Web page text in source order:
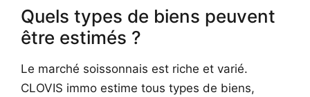
Quels types de biens peuvent
être estimés ?
Le marché soissonnais est riche et varié.
CLOVIS immo estime tous types de biens,